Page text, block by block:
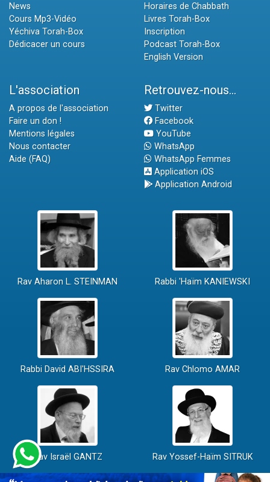
News
Cours Mp3-Vidéo
Yéchiva Torah-Box
Dédicacer un cours
Horaires de Chabbath
Livres Torah-Box
Inscription
Podcast Torah-Box
English Version
L'association
A propos de l'association
Faire un don !
Mentions légales
Nous contacter
Aide (FAQ)
Retrouvez-nous...
Twitter
Facebook
YouTube
WhatsApp
WhatsApp Femmes
Application iOS
Application Android
Rav Aharon L. STEINMAN Rabbi 'Haïm KANIEWSKI
Rabbi David ABI'HSSIRA Rav Chlomo AMAR
Rav Israël GANTZ Rav Yossef-Haïm SITRUK